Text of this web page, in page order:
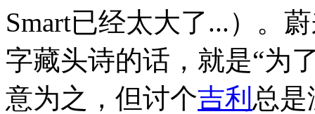
Smart已经太大了...）。
字藏头诗的话，就是“为
意为之，但讨个吉利 总是